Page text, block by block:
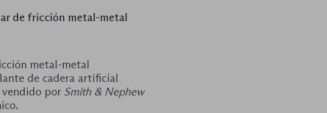
de fricción metal-metal
metal-metal
de cadera artificial
vendido por Smith & Nephew